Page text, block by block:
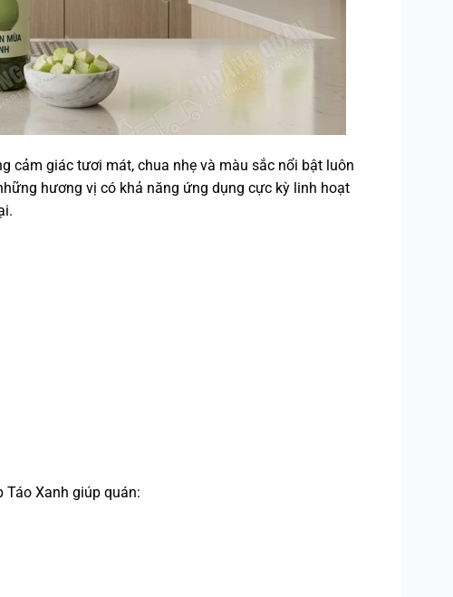
cảm giác tươi mát, chua nhẹ và màu sắc nổi bật luôn
hương vị có khả năng ứng dụng cực kỳ linh hoạt
Xanh giúp quán: